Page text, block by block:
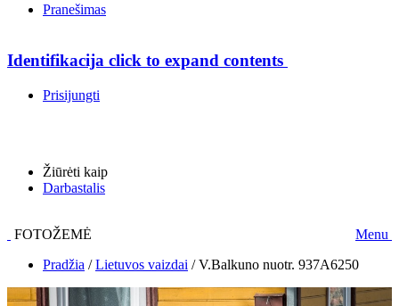
Pranešimas
Identifikacija click to expand contents
Prisijungti
Žiūrėti kaip
Darbastalis
FOTOŽEMĖ
Menu
Pradžia /Lietuvos vaizdai /V.Balkuno nuotr. 937A6250